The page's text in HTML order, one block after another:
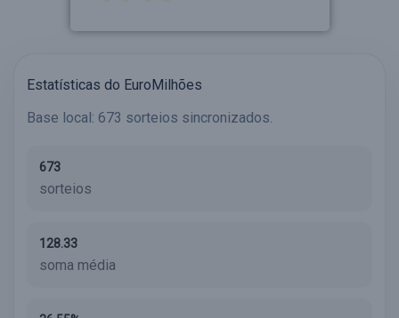
Estatísticas do EuroMilhões
Base local: 673 sorteios sincronizados.
673
sorteios
128.33
soma média